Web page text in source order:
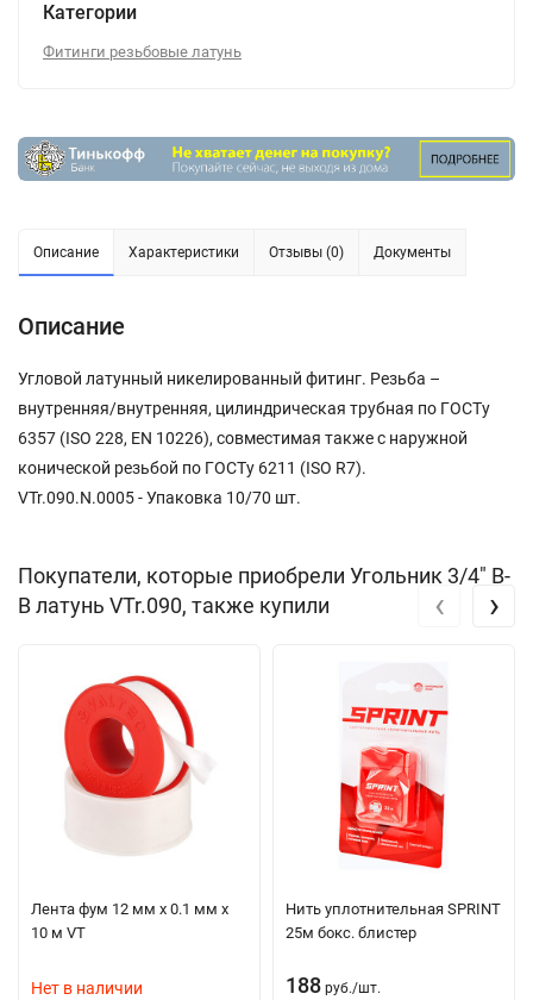
Категории
Фитинги резьбовые латунь
Описание Характеристики Отзывы (0) Документы
Описание
Угловой латунный никелированный фитинг. Резьба –
внутренняя/внутренняя, цилиндрическая трубная по ГОСТу
6357 (ISO 228, EN 10226), совместимая также с наружной
конической резьбой по ГОСТу 6211 (ISO R7).
VTr.090.N.0005 - Упаковка 10/70 шт.
Покупатели, которые приобрели Угольник 3/4" В-
В латунь VTr.090, также купили
Лента фум 12 мм х 0.1 мм х
10 м VT
Нет в наличии
Нить уплотнительная SPRINT
25м бокс. блистер
188 руб./шт.
‹ ›